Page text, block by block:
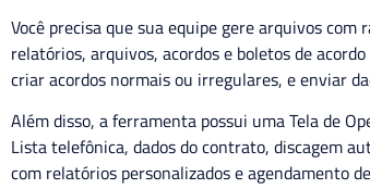
Você precisa que sua equipe gere arquivos com
relatórios, arquivos, acordos e boletos de
criar acordos normais ou irregulares, e enviar
Além disso, a ferramenta possui uma Tela de
Lista telefônica, dados do contrato, discagem
com relatórios personalizados e agendamento